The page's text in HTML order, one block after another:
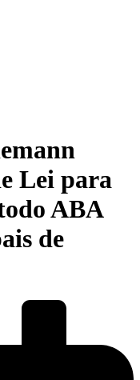
Lei para
ABA
de